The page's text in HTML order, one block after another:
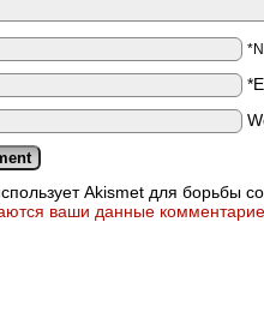
Akismet для борьбы
ваши данные